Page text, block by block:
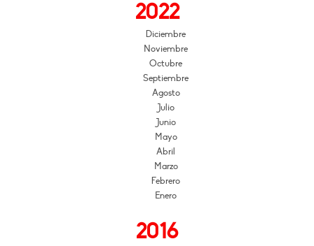
2022
Diciembre
Noviembre
Octubre
Septiembre
Agosto
Julio
Junio
Mayo
Abril
Marzo
Febrero
Enero
2016